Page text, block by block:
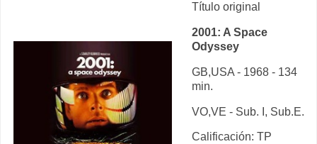
Título original
2001: A Space
Odyssey
GB,USA - 1968 - 134
min.
VO,VE - Sub. I, Sub.E.
Calificación: TP